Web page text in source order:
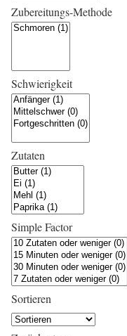
Zubereitungs-Methode
Schwierigkeit
Zutaten
Simple Factor
Sortieren